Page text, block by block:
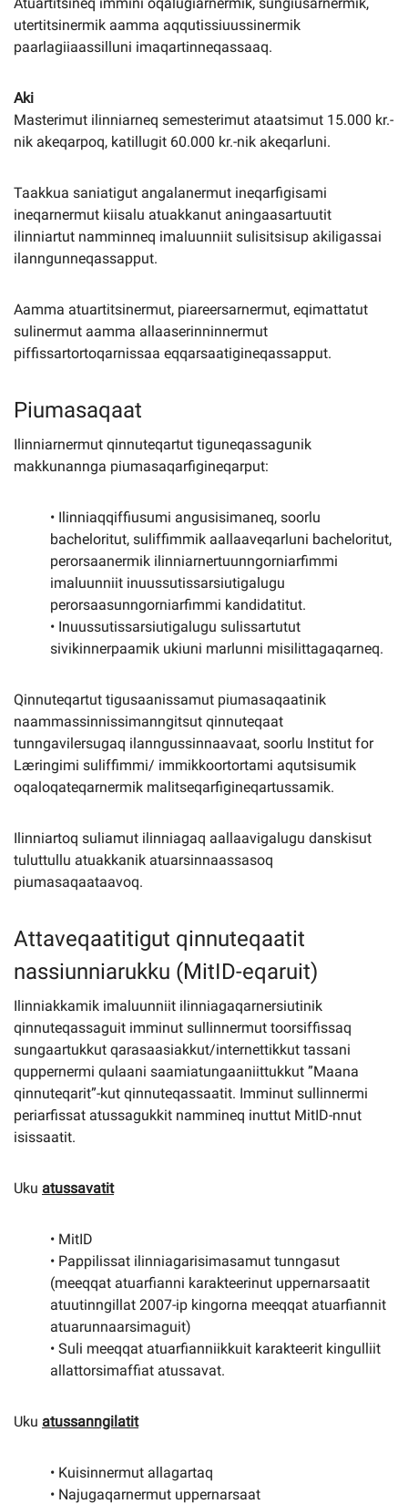
utertitsinermik aamma aqqutissiuussinermik
paarlagiiaassilluni imaqartinneqassaaq.
Aki
Masterimut ilinniarneq semesterimut ataatsimut 15.000 kr.-
nik akeqarpoq, katillugit 60.000 kr.-nik akeqarluni.
Taakkua saniatigut angalanermut ineqarfigisami
ineqarnermut kiisalu atuakkanut aningaasartuutit
ilinniartut namminneq imaluunniit sulisitsisup akiligassai
ilanngunneqassapput.
Aamma atuartitsinermut, piareersarnermut, eqimattatut
sulinermut aamma allaaserinninnermut
piffissartortoqarnissaa eqqarsaatigineqassapput.
Piumasaqaat
Ilinniarnermut qinnuteqartut tiguneqassagunik
makkunannga piumasaqarfigineqarput:
• Ilinniaqqiffiusumi angusisimaneq, soorlu
bacheloritut, suliffimmik aallaaveqarluni bacheloritut,
perorsaanermik ilinniarnertuunngorniarfimmi
imaluunniit inuussutissarsiutigalugu
perorsaasunngorniarfimmi kandidatitut.
• Inuussutissarsiutigalugu sulissartutut
sivikinnerpaamik ukiuni marlunni misilittagaqarneq.
Qinnuteqartut tigusaanissamut piumasaqaatinik
naammassinnissimanngitsut qinnuteqaat
tunngavilersugaq ilanngussinnaavaat, soorlu Institut for
Læringimi suliffimmi/ immikkoortortami aqutsisumik
oqaloqateqarnermik malitseqarfigineqartussamik.
Ilinniartoq suliamut ilinniagaq aallaavigalugu danskisut
tuluttullu atuakkanik atuarsinnaassasoq
piumasaqaataavoq.
Attaveqaatitigut qinnuteqaatit
nassiunniarukku (MitID-eqaruit)
Ilinniakkamik imaluunniit ilinniagaqarnersiutinik
qinnuteqassaguit imminut sullinnermut toorsiffissaq
sungaartukkut qarasaasiakkut/internettikkut tassani
quppernermi qulaani saamiatungaaniittukkut ”Maana
qinnuteqarit”-kut qinnuteqassaatit. Imminut sullinnermi
periarfissat atussagukkit nammineq inuttut MitID-nnut
isissaatit.
Uku atussavatit
• MitID
• Pappilissat ilinniagarisimasamut tunngasut
(meeqqat atuarfianni karakteerinut uppernarsaatit
atuutinngillat 2007-ip kingorna meeqqat atuarfiannit
atuarunnaarsimaguit)
• Suli meeqqat atuarfianniikkuit karakteerit kingulliit
allattorsimaffiat atussavat.
Uku atussanngilatit
• Kuisinnermut allagartaq
• Najugaqarnermut uppernarsaat